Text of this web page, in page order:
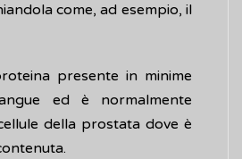
come, ad esempio, il
presente in minime
ed è normalmente
della prostata dove è